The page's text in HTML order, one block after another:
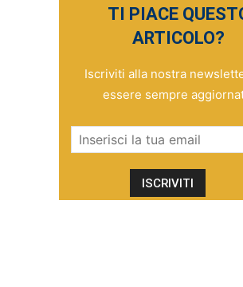
TI PIACE
ARTICOLO?
Iscriviti alla nostra
essere sempre